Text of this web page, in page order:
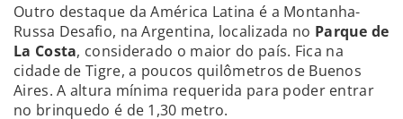
Outro destaque da América Latina é a Montanha-
Russa Desafio, na Argentina, localizada no Parque de
La Costa, considerado o maior do país. Fica na
cidade de Tigre, a poucos quilômetros de Buenos
Aires. A altura mínima requerida para poder entrar
no brinquedo é de 1,30 metro.